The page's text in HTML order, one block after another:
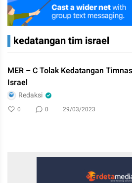
kedatangan tim israel
MER – C Tolak Kedatangan
Israel
Redaksi
0 0 29/03/2023